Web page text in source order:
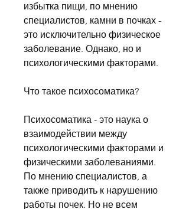
избытка пищи, по мнению
специалистов, камни в почках -
это исключительно физическое
заболевание. Однако, но и
психологическими факторами.
Что такое психосоматика?
Психосоматика - это наука о
взаимодействии между
психологическими факторами и
физическими заболеваниями.
По мнению специалистов, а
также приводить к нарушению
работы почек. Но не всем